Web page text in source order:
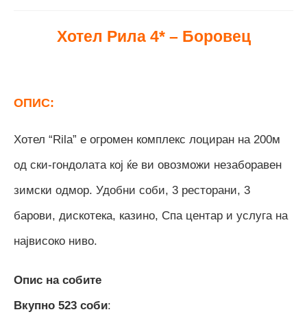
Хотел Рила 4* – Боровец
ОПИС:
Хотел “Rila” e oгромен комплекс лоциран на 200м
од ски-гондолата кој ќе ви овозможи незаборавен
зимски одмор. Удобни соби, 3 ресторани, 3
барови, дискотека, казино, Спа центар и услуга на
највисоко ниво.
Опис на собите
Вкупно 523 соби: